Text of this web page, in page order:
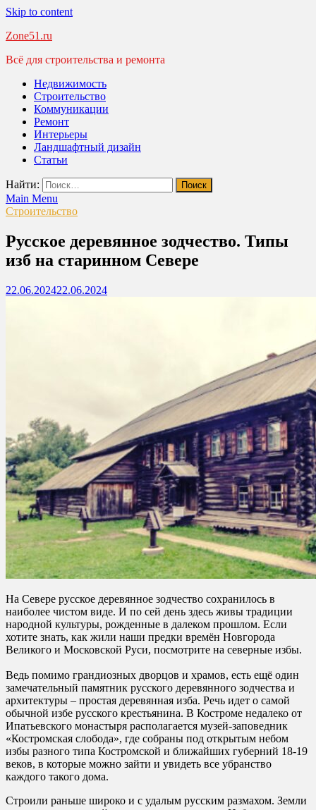
Skip to content
Zone51.ru
Всё для строительства и ремонта
Недвижимость
Строительство
Коммуникации
Ремонт
Интерьеры
Ландшафтный дизайн
Статьи
Найти:
Main Menu
Строительство
Русское деревянное зодчество. Типы
изб на старинном Севере
22.06.202422.06.2024
На Севере русское деревянное зодчество сохранилось в
наиболее чистом виде. И по сей день здесь живы традиции
народной культуры, рожденные в далеком прошлом. Если
хотите знать, как жили наши предки времён Новгорода
Великого и Московской Руси, посмотрите на северные избы.
Ведь помимо грандиозных дворцов и храмов, есть ещё один
замечательный памятник русского деревянного зодчества и
архитектуры – простая деревянная изба. Речь идет о самой
обычной избе русского крестьянина. В Костроме недалеко от
Ипатьевского монастыря располагается музей-заповедник
«Костромская слобода», где собраны под открытым небом
избы разного типа Костромской и ближайших губерний 18-19
веков, в которые можно зайти и увидеть все убранство
каждого такого дома.
Строили раньше широко и с удалым русским размахом. Земли